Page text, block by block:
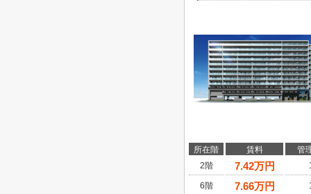
所在階 賃料
管
2階
7.42万円
6階 7.66万円